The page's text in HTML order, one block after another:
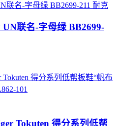
耐克
联名-字母绿 BB2699-
Tokuten 得分系列低帮